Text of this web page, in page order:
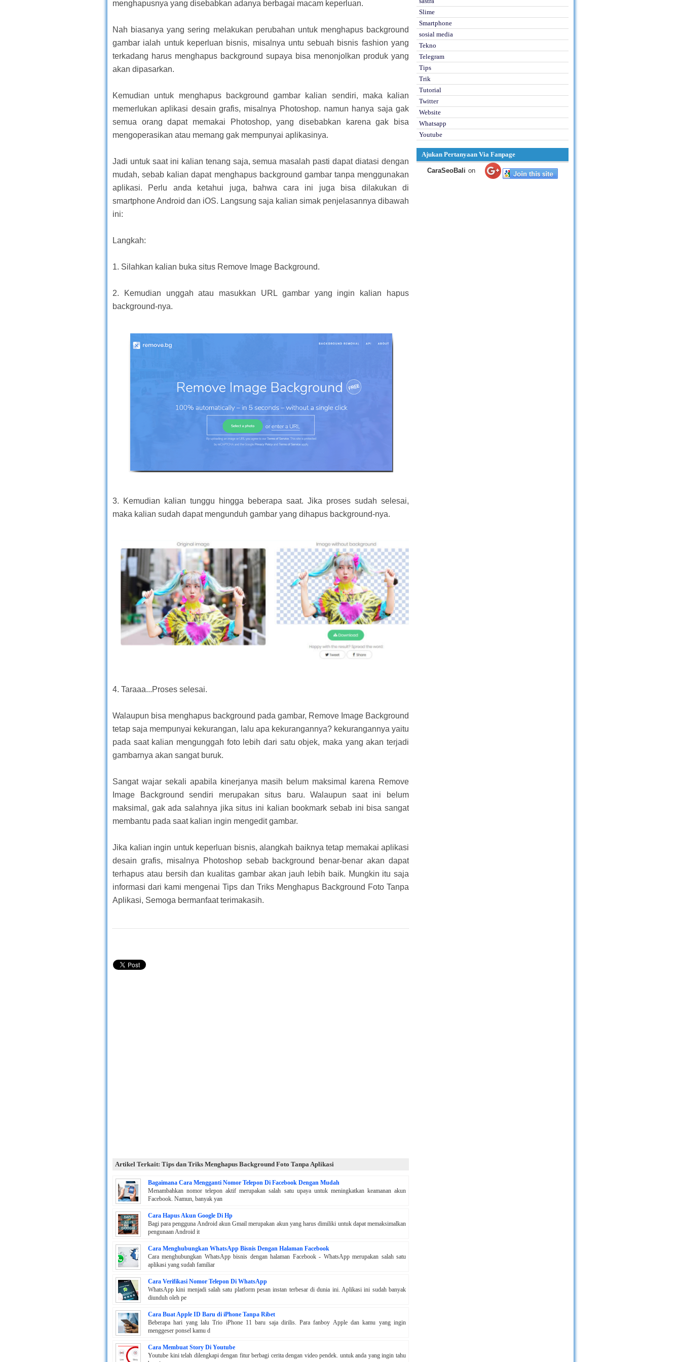
menghapusnya yang disebabkan adanya berbagai macam keperluan.
Nah biasanya yang sering melakukan perubahan untuk menghapus background
gambar ialah untuk keperluan bisnis, misalnya untu sebuah bisnis fashion yang
terkadang harus menghapus background supaya bisa menonjolkan produk yang
akan dipasarkan.
Kemudian untuk menghapus background gambar kalian sendiri, maka kalian
memerlukan aplikasi desain grafis, misalnya Photoshop. namun hanya saja gak
semua orang dapat memakai Photoshop, yang disebabkan karena gak bisa
mengoperasikan atau memang gak mempunyai aplikasinya.
Jadi untuk saat ini kalian tenang saja, semua masalah pasti dapat diatasi dengan
mudah, sebab kalian dapat menghapus background gambar tanpa menggunakan
aplikasi. Perlu anda ketahui juga, bahwa cara ini juga bisa dilakukan di
smartphone Android dan iOS. Langsung saja kalian simak penjelasannya dibawah
ini:
Langkah:
1. Silahkan kalian buka situs Remove Image Background.
2. Kemudian unggah atau masukkan URL gambar yang ingin kalian hapus
background-nya.
3. Kemudian kalian tunggu hingga beberapa saat. Jika proses sudah selesai,
maka kalian sudah dapat mengunduh gambar yang dihapus background-nya.
4. Taraaa...Proses selesai.
Walaupun bisa menghapus background pada gambar, Remove Image Background
tetap saja mempunyai kekurangan, lalu apa kekurangannya? kekurangannya yaitu
pada saat kalian mengunggah foto lebih dari satu objek, maka yang akan terjadi
gambarnya akan sangat buruk.
Sangat wajar sekali apabila kinerjanya masih belum maksimal karena Remove
Image Background sendiri merupakan situs baru. Walaupun saat ini belum
maksimal, gak ada salahnya jika situs ini kalian bookmark sebab ini bisa sangat
membantu pada saat kalian ingin mengedit gambar.
Jika kalian ingin untuk keperluan bisnis, alangkah baiknya tetap memakai aplikasi
desain grafis, misalnya Photoshop sebab background benar-benar akan dapat
terhapus atau bersih dan kualitas gambar akan jauh lebih baik. Mungkin itu saja
informasi dari kami mengenai Tips dan Triks Menghapus Background Foto Tanpa
Aplikasi, Semoga bermanfaat terimakasih.
Artikel Terkait: Tips dan Triks Menghapus Background Foto Tanpa Aplikasi
Bagaimana Cara Mengganti Nomor Telepon Di Facebook Dengan Mudah
Menambahkan nomor telepon aktif merupakan salah satu upaya untuk meningkatkan keamanan akun
Facebook. Namun, banyak yan
Cara Hapus Akun Google Di Hp
Bagi para pengguna Android akun Gmail merupakan akun yang harus dimiliki untuk dapat memaksimalkan
pengunaan Android it
Cara Menghubungkan WhatsApp Bisnis Dengan Halaman Facebook
Cara menghubungkan WhatsApp bisnis dengan halaman Facebook - WhatsApp merupakan salah satu
aplikasi yang sudah familiar
Cara Verifikasi Nomor Telepon Di WhatsApp
WhatsApp kini menjadi salah satu platform pesan instan terbesar di dunia ini. Aplikasi ini sudah banyak
diunduh oleh pe
Cara Buat Apple ID Baru di iPhone Tanpa Ribet
Beberapa hari yang lalu Trio iPhone 11 baru saja dirilis. Para fanboy Apple dan kamu yang ingin
menggeser ponsel kamu d
Cara Membuat Story Di Youtube
Youtube kini telah dilengkapi dengan fitur berbagi cerita dengan video pendek. untuk anda yang ingin tahu
Slime
Smartphone
sosial media
Tekno
Telegram
Tips
Trik
Tutorial
Twitter
Website
Whatsapp
Youtube
Ajukan Pertanyaan Via Fanpage
CaraSeoBali on